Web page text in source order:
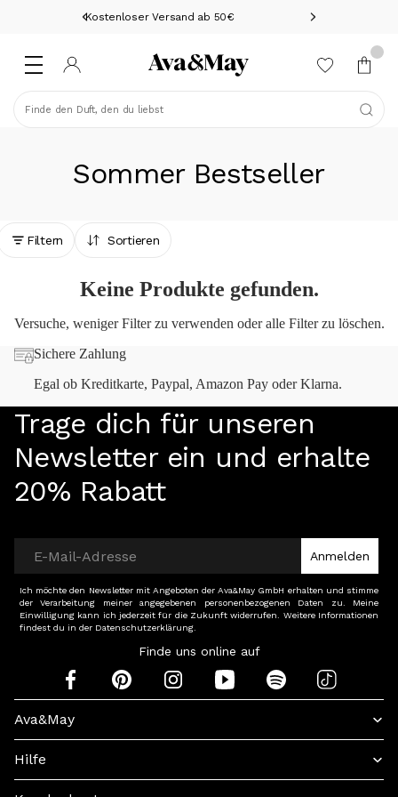
Kostenloser Versand ab 50€
Finde den Duft, den du liebst
Sommer Bestseller
Filtern Sortieren
Keine Produkte gefunden.
Versuche, weniger Filter zu verwenden oderalle Filter zu löschen.
Sichere Zahlung
Egal ob Kreditkarte, Paypal, Amazon Pay oder Klarna.
Trage dich für unseren
Newsletter ein und erhalte
20% Rabatt
Anmelden
Ich möchte den Newsletter mit Angeboten der Ava&May GmbH erhalten und stimme
der Verarbeitung meiner angegebenen personenbezogenen Daten zu. Meine
Einwilligung kann ich jederzeit für die Zukunft widerrufen. Weitere Informationen
findest du in der Datenschutzerklärung.
Finde uns online auf
Ava&May
Hilfe